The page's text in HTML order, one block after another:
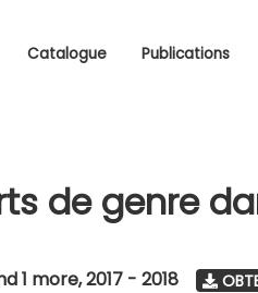
Catalogue Publications
de genre
1 more,2017 - 2018